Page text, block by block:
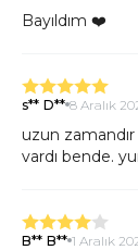
Bayıldım ❤️
s** D** 8 Aralık
uzun
vardı bende.
B** B** 1 Aralık